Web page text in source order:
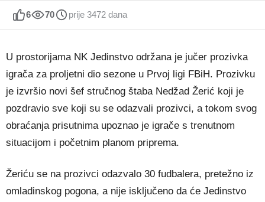
6 70 prije 3472 dana
U prostorijama NK Jedinstvo održana je jučer prozivka
igrača za proljetni dio sezone u Prvoj ligi FBiH. Prozivku
je izvršio novi šef stručnog štaba Nedžad Žerić koji je
pozdravio sve koji su se odazvali prozivci, a tokom svog
obraćanja prisutnima upoznao je igrače s trenutnom
situacijom i početnim planom priprema.
Žeriću se na prozivci odazvalo 30 fudbalera, pretežno iz
omladinskog pogona, a nije isključeno da će Jedinstvo